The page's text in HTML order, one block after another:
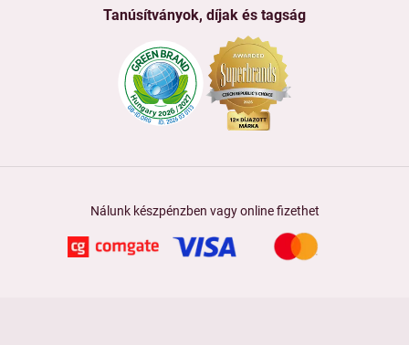
Tanúsítványok, díjak és tagság
Nálunk készpénzben vagy online fizethet